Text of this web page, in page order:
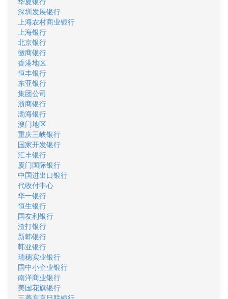
深圳发展银行
上海农村商业银行
上海银行
北京银行
徽商银行
香港地区
恒丰银行
东亚银行
集团公司
浙商银行
渤海银行
澳门地区
重庆三峡银行
国家开发银行
汇丰银行
厦门国际银行
中国进出口银行
代收付中心
华一银行
恒生银行
国友利银行
渣打银行
新韩银行
韩亚银行
瑞穗实业银行
国中小企业银行
南洋商业银行
美国花旗银行